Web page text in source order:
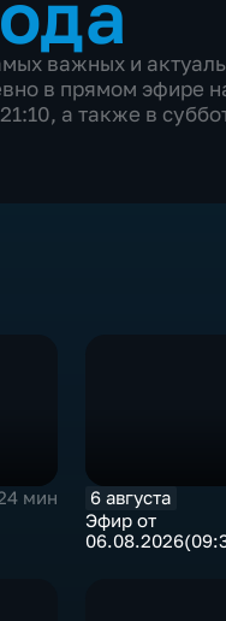
важных и
в прямом эфире
а также в
мин
6 августа
Эфир от